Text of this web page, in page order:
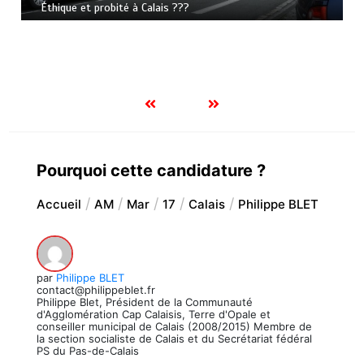
Éthique et probité à Calais ???
Pourquoi cette candidature ?
Accueil AM Mar 17 Calais Philippe BLET
par Philippe BLET
contact@philippeblet.fr
Philippe Blet, Président de la Communauté
d'Agglomération Cap Calaisis, Terre d'Opale et
conseiller municipal de Calais (2008/2015) Membre de
la section socialiste de Calais et du Secrétariat fédéral
PS du Pas-de-Calais